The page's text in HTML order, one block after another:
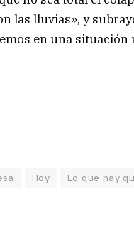
las lluvias», y
en una situación
Hoy Lo que hay